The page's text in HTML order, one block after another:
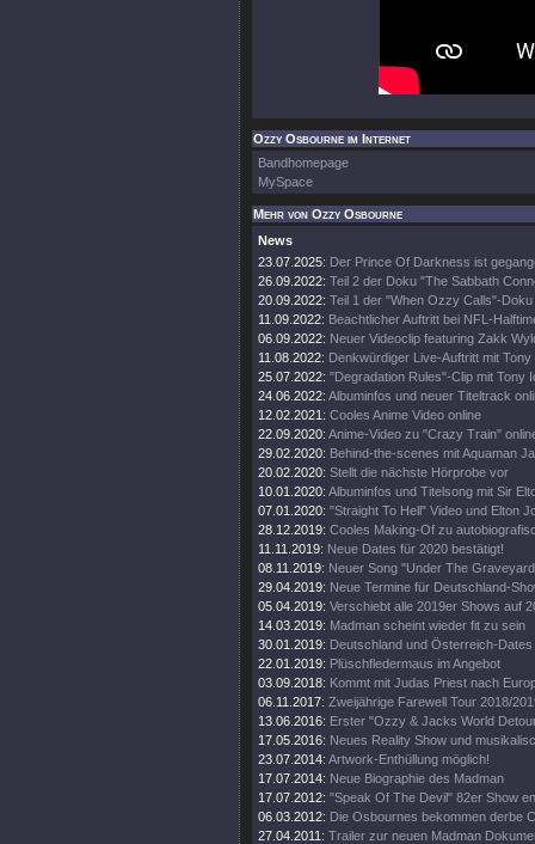
Ozzy Osbourne im Internet
Bandhomepage
MySpace
Mehr von Ozzy Osbourne
News
23.07.2025: Der Prince Of Darkness ist
26.09.2022: Teil 2 der Doku "The Sabbath
20.09.2022: Teil 1 der "When Ozzy Calls"-Doku
11.09.2022: Beachtlicher Auftritt bei NFL-
06.09.2022: Neuer Videoclip featuring Zakk
11.08.2022: Denkwürdiger Live-Auftritt mit Tony
25.07.2022: "Degradation Rules"-Clip mit Tony
24.06.2022: Albuminfos und neuer Titeltrack
12.02.2021: Cooles Anime Video online
22.09.2020: Anime-Video zu "Crazy Train"
29.02.2020: Behind-the-scenes mit Aquaman
20.02.2020: Stellt die nächste Hörprobe vor
10.01.2020: Albuminfos und Titelsong mit Sir
07.01.2020: "Straight To Hell" Video und Elton
28.12.2019: Cooles Making-Of zu
11.11.2019: Neue Dates für 2020 bestätigt!
08.11.2019: Neuer Song "Under The
29.04.2019: Neue Termine für Deutschland-
05.04.2019: Verschiebt alle 2019er Shows auf
14.03.2019: Madman scheint wieder fit zu sein
30.01.2019: Deutschland und Österreich-
22.01.2019: Plüschfledermaus im Angebot
03.09.2018: Kommt mit Judas Priest nach
06.11.2017: Zweijährige Farewell Tour 2018/
13.06.2016: Erster "Ozzy & Jacks World
17.05.2016: Neues Reality Show und
23.07.2014: Artwork-Enthüllung möglich!
17.07.2014: Neue Biographie des Madman
17.07.2012: "Speak Of The Devil" 82er Show
06.03.2012: Die Osbournes bekommen derbe
27.04.2011: Trailer zur neuen Madman